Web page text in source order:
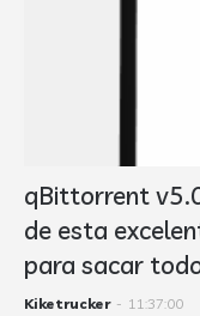
qBittorrent
de esta
para sacar
Kiketrucker - 11:37:00